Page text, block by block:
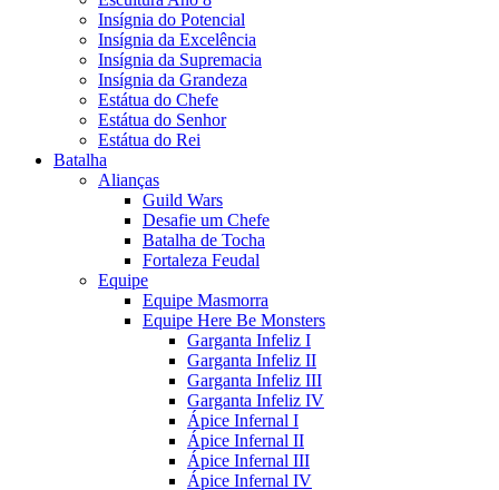
Insígnia do Potencial
Insígnia da Excelência
Insígnia da Supremacia
Insígnia da Grandeza
Estátua do Chefe
Estátua do Senhor
Estátua do Rei
Batalha
Alianças
Guild Wars
Desafie um Chefe
Batalha de Tocha
Fortaleza Feudal
Equipe
Equipe Masmorra
Equipe Here Be Monsters
Garganta Infeliz I
Garganta Infeliz II
Garganta Infeliz III
Garganta Infeliz IV
Ápice Infernal I
Ápice Infernal II
Ápice Infernal III
Ápice Infernal IV